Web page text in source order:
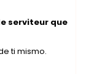
serviteur que
ti mismo.